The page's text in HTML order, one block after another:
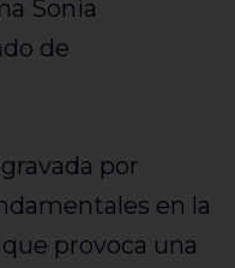
Sonia
de
por
en la
provoca una